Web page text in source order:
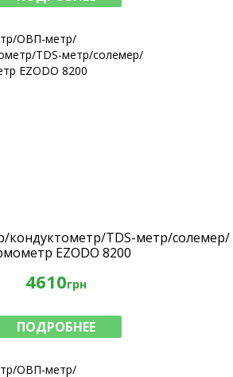
TDS-метр/солемер/
EZODO 8200
4610грн
ПОДРОБНЕЕ